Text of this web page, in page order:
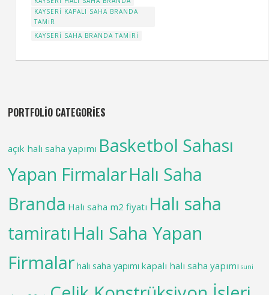
KAYSERİ KAPALI SAHA BRANDA
TAMIR
KAYSERİ SAHA BRANDA TAMIRI
PORTFOLIO CATEGORIES
açık halı saha yapımı Basketbol Sahası
Yapan FirmalarHalı Saha
Branda Halı saha m2 fiyatı Halı saha
tamiratı Halı Saha Yapan
Firmalar halı saha yapımı kapalı halı saha yapımı suni